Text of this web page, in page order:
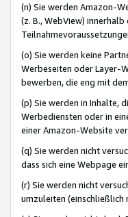
(n) Sie werden Amazon-
(z. B., WebView)
(o) Sie werden keine
Werbeseiten oder Layer-
bewerben, die eng mit
(p) Sie werden in Inhalte,
Werbediensten oder in
einer Amazon-Website
(q) Sie werden nicht
dass sich eine Webpage
(r) Sie werden nicht
umzuleiten